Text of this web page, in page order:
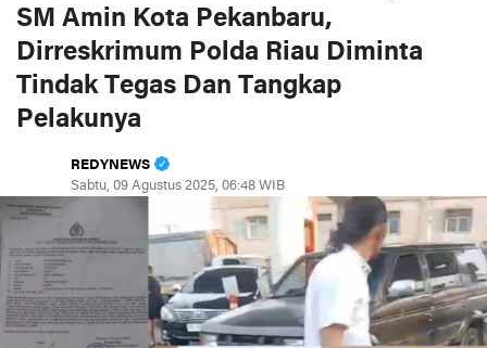
SM Amin Kota Pekanbaru,
Dirreskrimum Polda Riau Diminta
Tindak Tegas Dan Tangkap
Pelakunya
REDYNEWS
Sabtu, 09 Agustus 2025, 06:48 WIB